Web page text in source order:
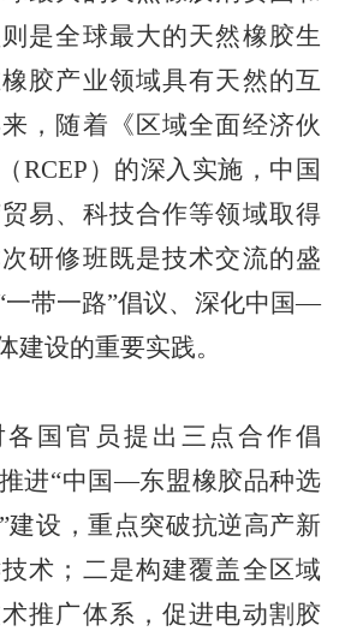
是全球最大的天然橡胶生
胶产业领域具有天然的互
，随着《区域全面经济伙
RCEP ）的深入实施，中国
易、科技合作等领域取得
研修班既是技术交流的盛
一带一路”倡议、深化中国—
建设的重要实践。
各国官员 提出三点合作倡
进“中国—东盟橡胶品种选
”建设 ，重点突破抗逆高产新
术 ； 二是构建覆盖全区域
推广体系，促进电动割胶